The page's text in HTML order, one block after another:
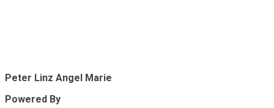
Peter Linz Angel Marie
Powered By